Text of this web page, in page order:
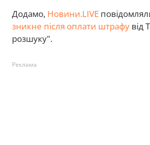
Додамо, Новини.LIVE
зникне після оплати штрафу від
розшуку".
Реклама